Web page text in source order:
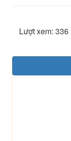
Lượt xem: 336